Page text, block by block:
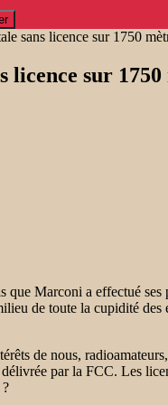
sans licence sur 1750
licence sur 1750
que Marconi a effectué
de toute la cupidité
de nous,
par la FCC. Les